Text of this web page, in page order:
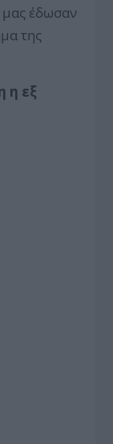
έδωσαν
της
η εξ